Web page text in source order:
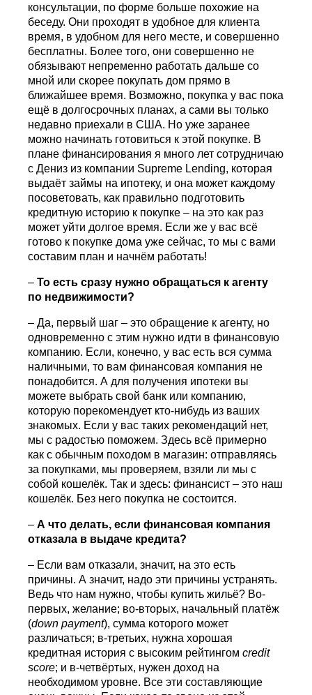
консультации, по форме больше похожие на
беседу. Они проходят в удобное для клиента
время, в удобном для него месте, и совершенно
бесплатны. Более того, они совершенно не
обязывают непременно работать дальше со
мной или скорее покупать дом прямо в
ближайшее время. Возможно, покупка у вас пока
ещё в долгосрочных планах, а сами вы только
недавно приехали в США. Но уже заранее
можно начинать готовиться к этой покупке. В
плане финансирования я много лет сотрудничаю
с Дениз из компании Supreme Lending, которая
выдаёт займы на ипотеку, и она может каждому
посоветовать, как правильно подготовить
кредитную историю к покупке – на это как раз
может уйти долгое время. Если же у вас всё
готово к покупке дома уже сейчас, то мы с вами
составим план и начнём работать!
–То есть сразу нужно обращаться к агенту
по недвижимости?
– Да, первый шаг – это обращение к агенту, но
одновременно с этим нужно идти в финансовую
компанию. Если, конечно, у вас есть вся сумма
наличными, то вам финансовая компания не
понадобится. А для получения ипотеки вы
можете выбрать свой банк или компанию,
которую порекомендует кто-нибудь из ваших
знакомых. Если у вас таких рекомендаций нет,
мы с радостью поможем. Здесь всё примерно
как с обычным походом в магазин: отправляясь
за покупками, мы проверяем, взяли ли мы с
собой кошелёк. Так и здесь: финансист – это наш
кошелёк. Без него покупка не состоится.
–А что делать, если финансовая компания
отказала в выдаче кредита?
– Если вам отказали, значит, на это есть
причины. А значит, надо эти причины устранять.
Ведь что нам нужно, чтобы купить жильё? Во-
первых, желание; во-вторых, начальный платёж
(down payment), сумма которого может
различаться; в-третьих, нужна хорошая
кредитная история с высоким рейтингомcredit
score; и в-четвёртых, нужен доход на
необходимом уровне. Все эти составляющие